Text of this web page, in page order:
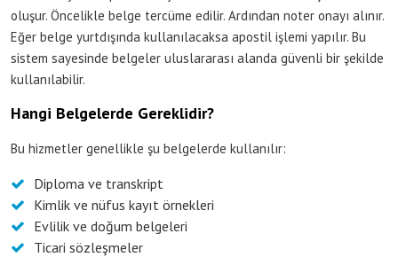
oluşur. Öncelikle belge tercüme edilir. Ardından noter onayı alınır.
Eğer belge yurtdışında kullanılacaksa apostil işlemi yapılır. Bu
sistem sayesinde belgeler uluslararası alanda güvenli bir şekilde
kullanılabilir.
Hangi Belgelerde Gereklidir?
Bu hizmetler genellikle şu belgelerde kullanılır:
Diploma ve transkript
Kimlik ve nüfus kayıt örnekleri
Evlilik ve doğum belgeleri
Ticari sözleşmeler